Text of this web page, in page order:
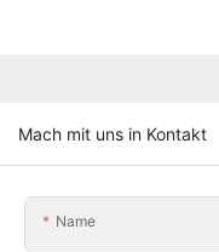
Mach mit uns in Kontakt
Name